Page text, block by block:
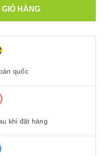
HÀNG
quốc
khi đặt hàng